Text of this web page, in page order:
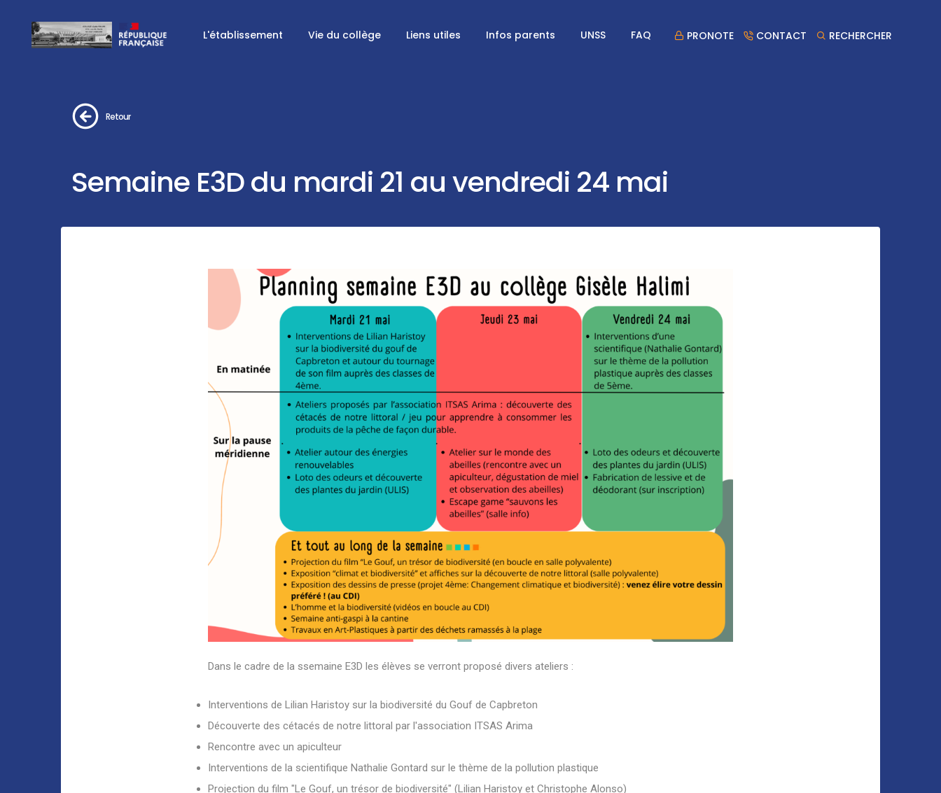
L'établissement Vie du collège Liens utiles Infos parents UNSS FAQ PRONOTE CONTACT RECHERCHER
Retour
Semaine E3D du mardi 21 au vendredi 24 mai
Dans le cadre de la ssemaine E3D les élèves se verront proposé divers ateliers :
Interventions de Lilian Haristoy sur la biodiversité du Gouf de Capbreton
Découverte des cétacés de notre littoral par l'association ITSAS Arima
Rencontre avec un apiculteur
Interventions de la scientifique Nathalie Gontard sur le thème de la pollution plastique
Projection du film "Le Gouf, un trésor de biodiversité" (Lilian Haristoy et Christophe Alonso)